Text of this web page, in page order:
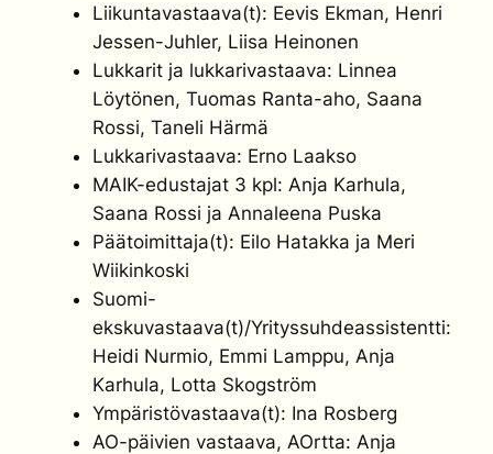
Liikuntavastaava(t): Eevis Ekman, Henri
Jessen-Juhler, Liisa Heinonen
Lukkarit ja lukkarivastaava: Linnea
Löytönen, Tuomas Ranta-aho, Saana
Rossi, Taneli Härmä
Lukkarivastaava: Erno Laakso
MAIK-edustajat 3 kpl: Anja Karhula,
Saana Rossi ja Annaleena Puska
Päätoimittaja(t): Eilo Hatakka ja Meri
Wiikinkoski
Suomi-
ekskuvastaava(t)/Yrityssuhdeassistentti:
Heidi Nurmio, Emmi Lamppu, Anja
Karhula, Lotta Skogström
Ympäristövastaava(t): Ina Rosberg
AO-päivien vastaava, AOrtta: Anja